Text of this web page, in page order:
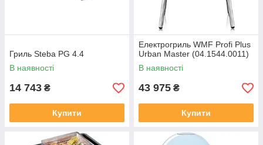
Гриль Steba PG 4.4
В наявності
14 743 ₴
Купити
Електрогриль WMF Profi Plus
Urban Master (04.1544.0011)
В наявності
43 975 ₴
Купити